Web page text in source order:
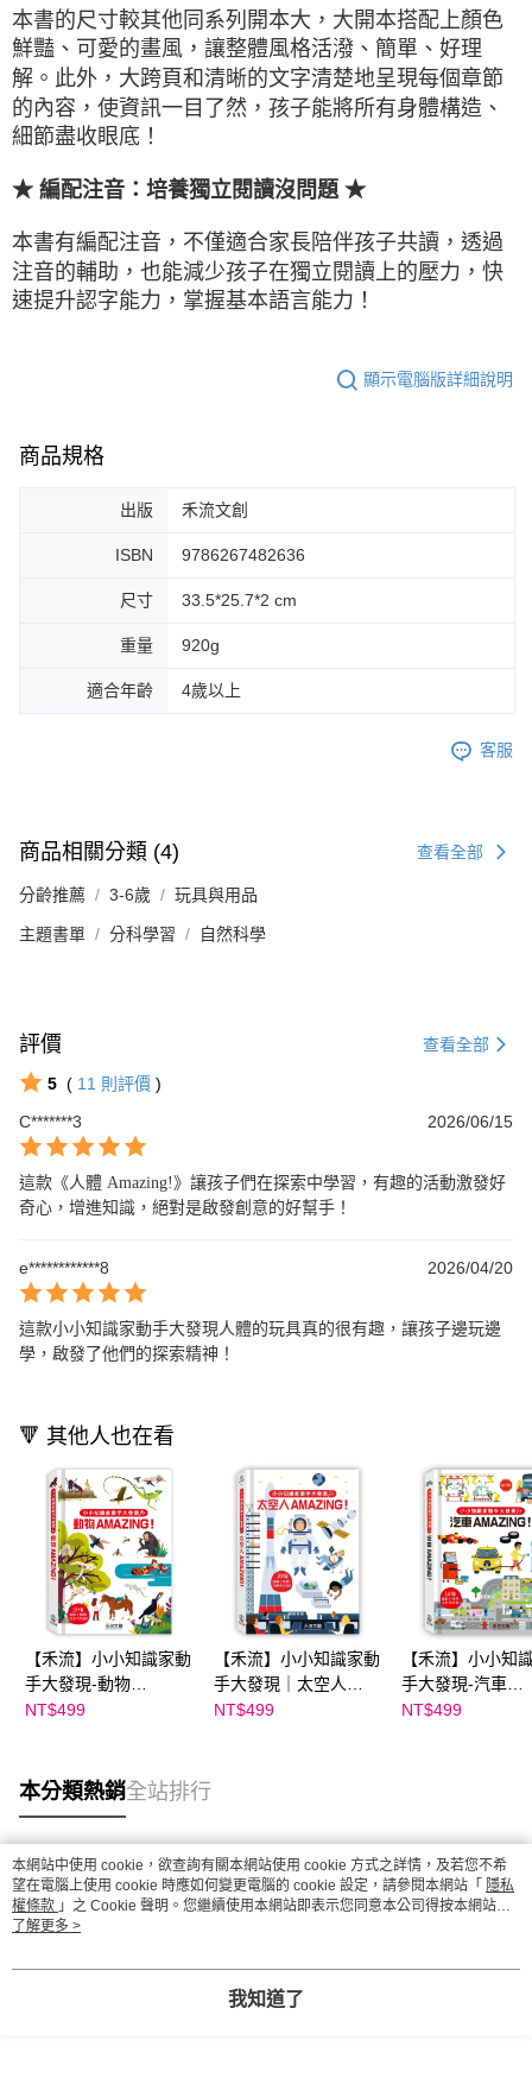
本書的尺寸較其他同系列開本大，大開本搭配上顏色
鮮豔、可愛的畫風，讓整體風格活潑、簡單、好理
解。此外，大跨頁和清晰的文字清楚地呈現每個章節
的內容，使資訊一目了然，孩子能將所有身體構造、
細節盡收眼底！
★ 編配注音：培養獨立閱讀沒問題 ★
本書有編配注音，不僅適合家長陪伴孩子共讀，透過
注音的輔助，也能減少孩子在獨立閱讀上的壓力，快
速提升認字能力，掌握基本語言能力！
顯示電腦版詳細說明
商品規格
出版 禾流文創
ISBN 9786267482636
尺寸 33.5*25.7*2 cm
重量 920g
適合年齡 4歲以上
客服
商品相關分類 (4) 查看全部
分齡推薦 3-6歲 玩具與用品
主題書單 分科學習 自然科學
評價 查看全部
5 ( 11 則評價 )
C*******3
2026/06/15
這款《人體 Amazing!》讓孩子們在探索中學習，有趣的活動激發好
奇心，增進知識，絕對是啟發創意的好幫手！
e************8 2026/04/20
這款小小知識家動手大發現人體的玩具真的很有趣，讓孩子邊玩邊
學，啟發了他們的探索精神！
🔻 其他人也在看
【禾流】小小知識家動
手大發現-動物
AMAZING!
NT$499
【禾流】小小知識家動
手大發現｜太空人
AMAZING！
NT$499
【禾流】小小知
手大發現-汽車
AMAZING!
NT$499
本分類熱銷全站排行
熱門標籤
本網站中使用 cookie，欲查詢有關本網站使用 cookie 方式之詳情，及若您不希
望在電腦上使用 cookie 時應如何變更電腦的 cookie 設定，請參閱本網站「 隱私
權條款 」之 Cookie 聲明。您繼續使用本網站即表示您同意本公司得按本網站使
用條款之 Cookie 聲明使用 cookie。
了解更多 >
我知道了